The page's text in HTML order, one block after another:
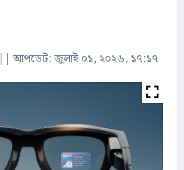
||আপডেট: জুলাই ০১, ২০২৬, ১৭:১৭